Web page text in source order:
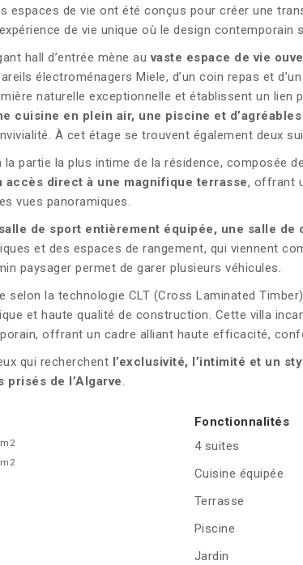
de vie ont été conçus pour créer une
de vie unique où le design contemporain
hall d’entrée mène auvaste espace de vie
électroménagers Miele, d’un coin repas et
naturelle exceptionnelle et établissent un lien
cuisine en plein air, une piscine et
À cet étage se trouvent également deux
partie la plus intime de la résidence, composée de
accès direct à une magnifique terrasse, offrant
vues panoramiques.
salle de sport entièrement équipée, une salle de
et des espaces de rangement, qui viennent
paysager permet de garer plusieurs véhicules.
selon la technologie CLT (Cross Laminated
et haute qualité de construction. Cette villa
offrant un cadre alliant haute efficacité,
qui recherchent l’exclusivité, l’intimité et un
prisés de l’Algarve.
m2
m2
Fonctionnalités
4 suites
Cuisine équipée
Terrasse
Piscine
Jardin